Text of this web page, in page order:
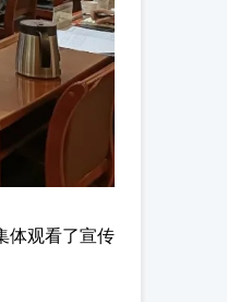
体观看了宣传